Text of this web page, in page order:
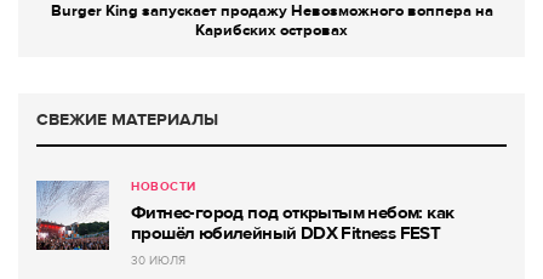
Burger King запускает продажу Невозможного воппера на
Карибских островах
СВЕЖИЕ МАТЕРИАЛЫ
НОВОСТИ
Фитнес-город под открытым небом: как
прошёл юбилейный DDX Fitness FEST
30 ИЮЛЯ